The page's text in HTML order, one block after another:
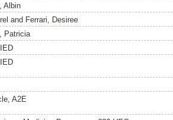
Albin
and Ferrari, Desiree
Patricia
A2E